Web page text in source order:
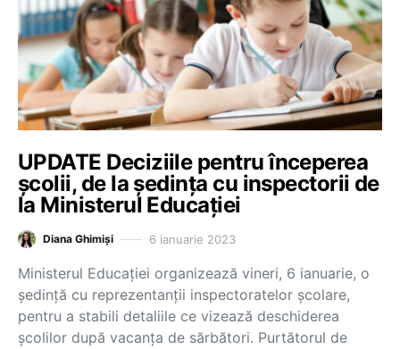
UPDATE Deciziile pentru începerea
școlii, de la ședința cu inspectorii de
la Ministerul Educației
Diana Ghimiși 6 ianuarie 2023
Ministerul Educației organizează vineri, 6 ianuarie, o
ședință cu reprezentanții inspectoratelor școlare,
pentru a stabili detaliile ce vizează deschiderea
școlilor după vacanța de sărbători. Purtătorul de